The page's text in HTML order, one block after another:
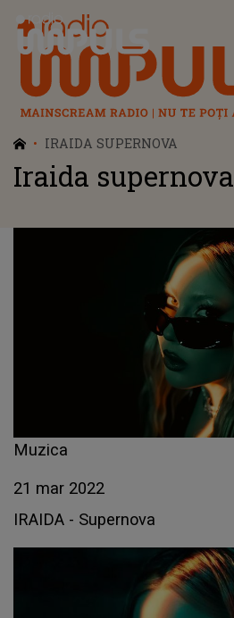
Radio Impuls
IRAIDA SUPERNOVA
Iraida supernova
Muzica
21 mar 2022
IRAIDA - Supernova